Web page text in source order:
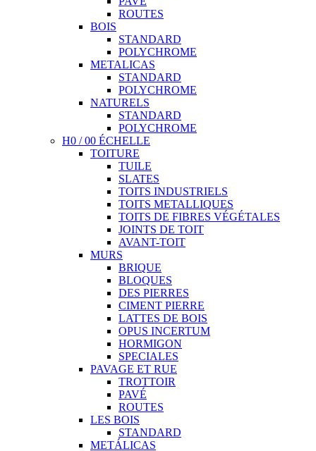
ROUTES
BOIS
STANDARD
POLYCHROME
METALICAS
STANDARD
POLYCHROME
NATURELS
STANDARD
POLYCHROME
H0 / 00 ÉCHELLE
TOITURE
TUILE
SLATES
TOITS INDUSTRIELS
TOITS METALLIQUES
TOITS DE FIBRES VÉGÉTALES
JOINTS DE TOIT
AVANT-TOIT
MURS
BRIQUE
BLOQUES
DES PIERRES
CIMENT PIERRE
LATTES DE BOIS
OPUS INCERTUM
HORMIGON
SPECIALES
PAVAGE ET RUE
TROTTOIR
PAVÉ
ROUTES
LES BOIS
STANDARD
METÁLICAS